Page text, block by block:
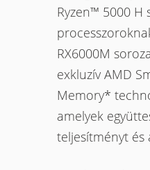
Ryzen™ 5000 H
RX6000M
exkluzív AMD
Memory*
amelyek
teljesítményt és